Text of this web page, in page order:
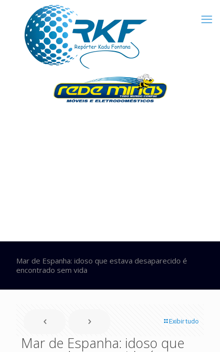
Mar de Espanha: idoso que estava desaparecido é
encontrado sem vida
Exibir tudo
Mar de Espanha: idoso que